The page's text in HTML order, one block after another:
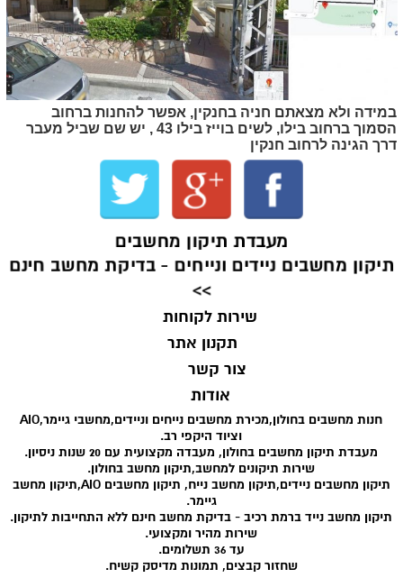
צור קשר
אודות
תקנון אתר
שירות לקוחות
חנות מחשבים בחולון,מכירת מחשבים נייחים וניידים,מחשבי גיימר,AIO
וציוד היקפי רב.
מעבדת תיקון מחשבים בחולון, מעבדה מקצועית עם 20 שנות ניסיון.
שירות תיקונים למחשב,תיקון מחשב בחולון.
תיקון מחשבים ניידים,תיקון מחשב נייח, תיקון מחשבים AIO,תיקון מחשב
גיימר.
תיקון מחשב נייד ברמת רכיב - בדיקת מחשב חינם ללא התחייבות לתיקון.
שירות מהיר ומקצועי.
עד 36 תשלומים.
שחזור קבצים, תמונות מדיסק קשיח.
מעבדת תיקון מחשבים
תיקון מחשבים ניידים ונייחים - בדיקת מחשב חינם
>>
במידה ולא מצאתם חניה בחנקין, אפשר להחנות ברחוב
הסמוך ברחוב בילו, לשים בוייז בילו 43 , יש שם שביל מעבר
דרך הגינה לרחוב חנקין